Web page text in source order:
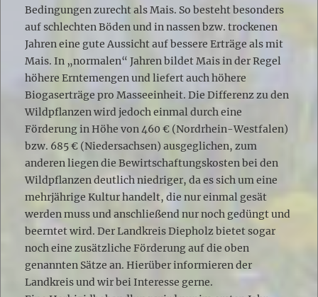
Bedingungen zurecht als Mais. So besteht besonders
auf schlechten Böden und in nassen bzw. trockenen
Jahren eine gute Aussicht auf bessere Erträge als mit
Mais. In „normalen“ Jahren bildet Mais in der Regel
höhere Erntemengen und liefert auch höhere
Biogaserträge pro Masseeinheit. Die Differenz zu den
Wildpflanzen wird jedoch einmal durch eine
Förderung in Höhe von 460 € (Nordrhein-Westfalen)
bzw. 685 € (Niedersachsen) ausgeglichen, zum
anderen liegen die Bewirtschaftungskosten bei den
Wildpflanzen deutlich niedriger, da es sich um eine
mehrjährige Kultur handelt, die nur einmal gesät
werden muss und anschließend nur noch gedüngt und
beerntet wird. Der Landkreis Diepholz bietet sogar
noch eine zusätzliche Förderung auf die oben
genannten Sätze an. Hierüber informieren der
Landkreis und wir bei Interesse gerne.